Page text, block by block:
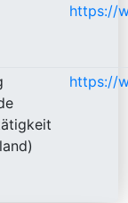
https://
https://